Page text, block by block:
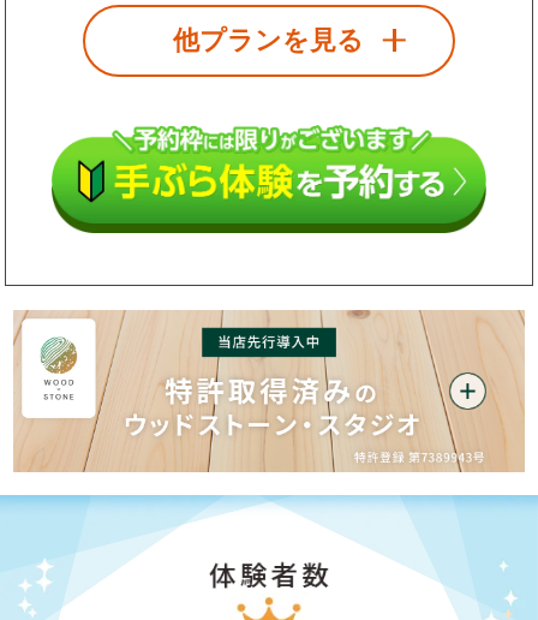
他プランを見る